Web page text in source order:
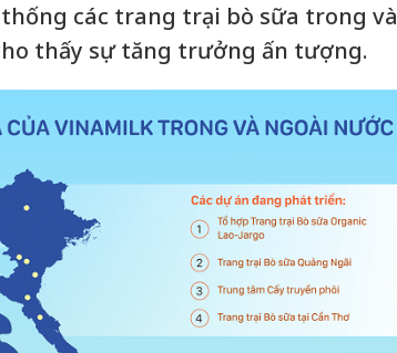
các trang trại bò sữa trong và
thấy sự tăng trưởng ấn tượng.